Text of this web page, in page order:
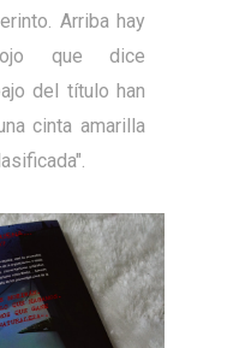
Arriba hay
que dice
del título han
cinta amarilla